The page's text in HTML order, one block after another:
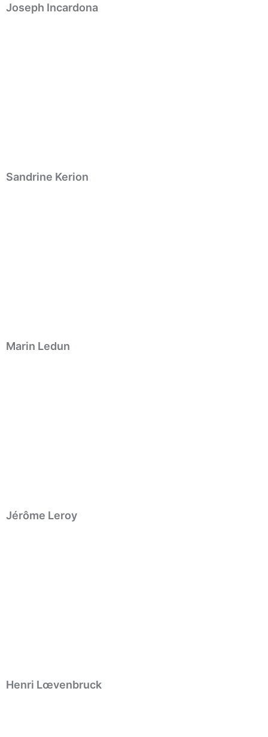
Joseph Incardona
Sandrine Kerion
Marin Ledun
Jérôme Leroy
Henri Lœvenbruck